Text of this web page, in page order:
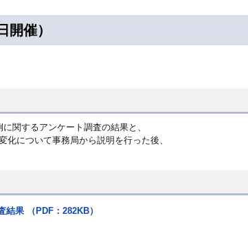
催）
関するアンケート調査の結果と、
について事務局から説明を行った後、
果 （PDF：282KB）